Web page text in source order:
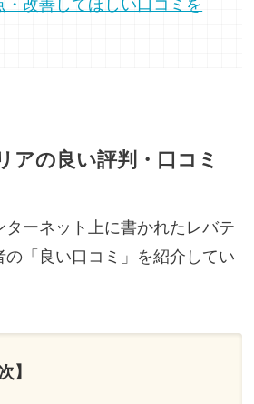
・改善してほしい口コミを
アの良い評判・口コミ
ターネット上に書かれたレバテ
の「良い口コミ」を紹介してい
】